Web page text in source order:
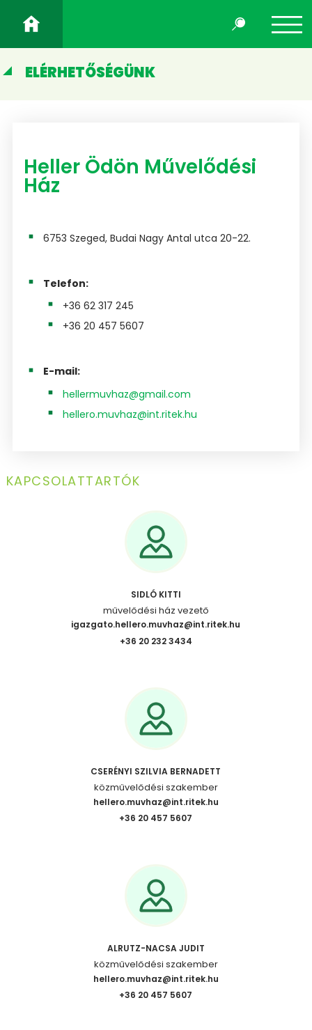
ELÉRHETŐSÉGÜNK
Heller Ödön Művelődési
Ház
6753 Szeged, Budai Nagy Antal utca 20-22.
Telefon:
+36 62 317 245
+36 20 457 5607
E-mail:
hellermuvhaz@gmail.com
hellero.muvhaz@int.ritek.hu
KAPCSOLATTARTÓK
SIDLÓ KITTI
művelődési ház vezető
igazgato.hellero.muvhaz@int.ritek.hu
+36 20 232 3434
CSERÉNYI SZILVIA BERNADETT
közművelődési szakember
hellero.muvhaz@int.ritek.hu
+36 20 457 5607
ALRUTZ-NACSA JUDIT
közművelődési szakember
hellero.muvhaz@int.ritek.hu
+36 20 457 5607